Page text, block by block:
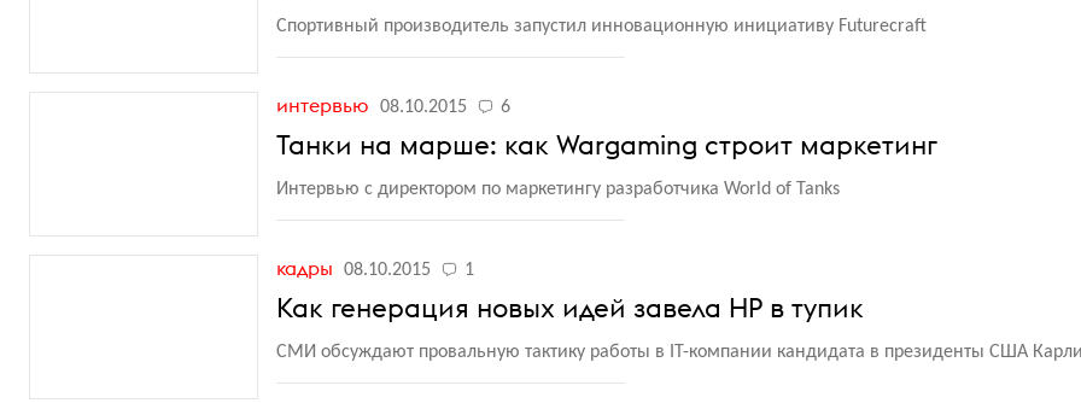
Спортивный производитель запустил инновационную инициативу Futurecraft
интервью 08.10.2015 6
Танки на марше: как Wargaming строит маркетинг
Интервью с директором по маркетингу разработчика World of Tanks
кадры 08.10.2015 1
Как генерация новых идей завела HP в тупик
СМИ обсуждают провальную тактику работы в IT-компании кандидата в президенты США